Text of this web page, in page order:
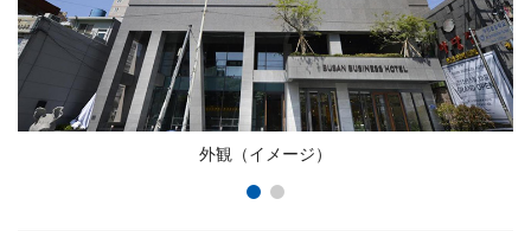
外観（イメージ）